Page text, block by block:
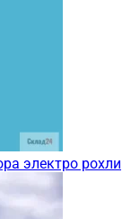
электро рохли